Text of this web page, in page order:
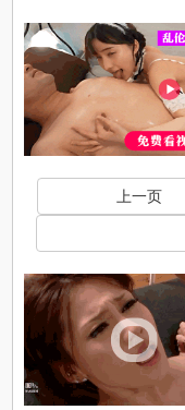
上一页